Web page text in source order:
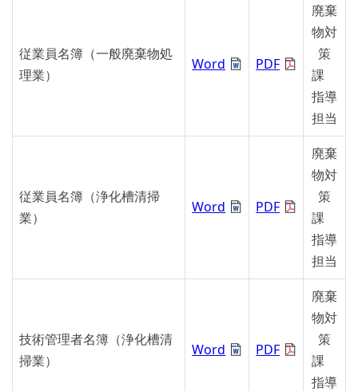
従業員名簿（一般廃棄物処
理業）
Word PDF
廃棄
物対
策
課
指導
担当
従業員名簿（浄化槽清掃
業）
Word PDF
廃棄
物対
策
課
指導
担当
技術管理者名簿（浄化槽清
掃業）
Word PDF
廃棄
物対
策
課
指導